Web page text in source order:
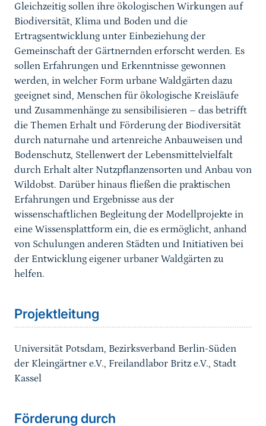
Gleichzeitig sollen ihre ökologischen Wirkungen auf
Biodiversität, Klima und Boden und die
Ertragsentwicklung unter Einbeziehung der
Gemeinschaft der Gärtnernden erforscht werden. Es
sollen Erfahrungen und Erkenntnisse gewonnen
werden, in welcher Form urbane Waldgärten dazu
geeignet sind, Menschen für ökologische Kreisläufe
und Zusammenhänge zu sensibilisieren – das betrifft
die Themen Erhalt und Förderung der Biodiversität
durch naturnahe und artenreiche Anbauweisen und
Bodenschutz, Stellenwert der Lebensmittelvielfalt
durch Erhalt alter Nutzpflanzensorten und Anbau von
Wildobst. Darüber hinaus fließen die praktischen
Erfahrungen und Ergebnisse aus der
wissenschaftlichen Begleitung der Modellprojekte in
eine Wissensplattform ein, die es ermöglicht, anhand
von Schulungen anderen Städten und Initiativen bei
der Entwicklung eigener urbaner Waldgärten zu
helfen.
Sprungmarke
Projektleitung
Universität Potsdam, Bezirksverband Berlin-Süden
der Kleingärtner e.V., Freilandlabor Britz e.V., Stadt
Kassel
Förderung durch